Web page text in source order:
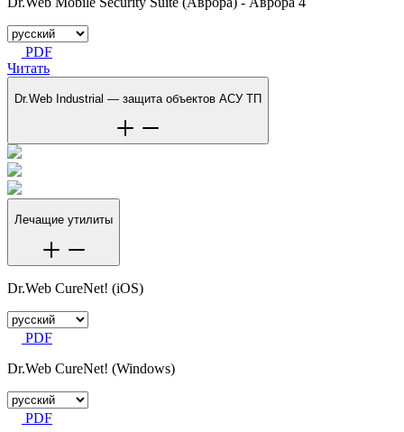
PDF
Читать
Dr.Web Industrial — защита объектов АСУ ТП
Лечащие утилиты
Dr.Web CureNet! (iOS)
PDF
Dr.Web CureNet! (Windows)
PDF